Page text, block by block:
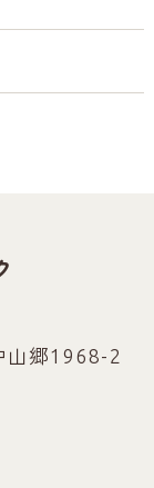
山郷1968-2